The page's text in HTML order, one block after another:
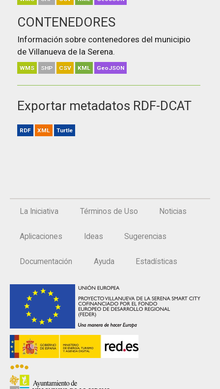
CONTENEDORES
Información sobre contenedores del municipio
de Villanueva de la Serena.
WMS SHP CSV KML GeoJSON
Exportar metadatos RDF-DCAT
RDF XML Turtle
La Iniciativa Términos de Uso Noticias
Aplicaciones Ideas Sugerencias
Documentación Ayuda Estadísticas